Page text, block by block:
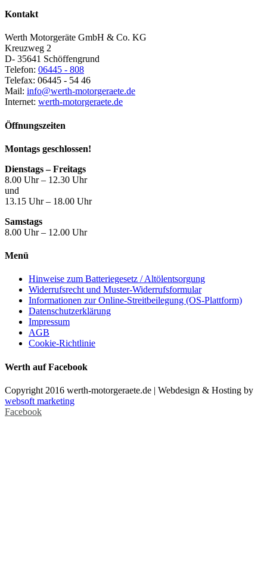
Kontakt
Werth Motorgeräte GmbH & Co. KG
Kreuzweg 2
D- 35641 Schöffengrund
Telefon: 06445 - 808
Telefax: 06445 - 54 46
Mail: info@werth-motorgeraete.de
Internet: werth-motorgeraete.de
Öffnungszeiten
Montags geschlossen!
Dienstags – Freitags
8.00 Uhr – 12.30 Uhr
und
13.15 Uhr – 18.00 Uhr
Samstags
8.00 Uhr – 12.00 Uhr
Menü
Hinweise zum Batteriegesetz / Altölentsorgung
Widerrufsrecht und Muster-Widerrufsformular
Informationen zur Online-Streitbeilegung (OS-Plattform)
Datenschutzerklärung
Impressum
AGB
Cookie-Richtlinie
Werth auf Facebook
Copyright 2016 werth-motorgeraete.de | Webdesign & Hosting by
websoft marketing
Facebook